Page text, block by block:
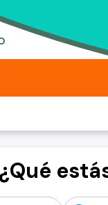
¿Qué